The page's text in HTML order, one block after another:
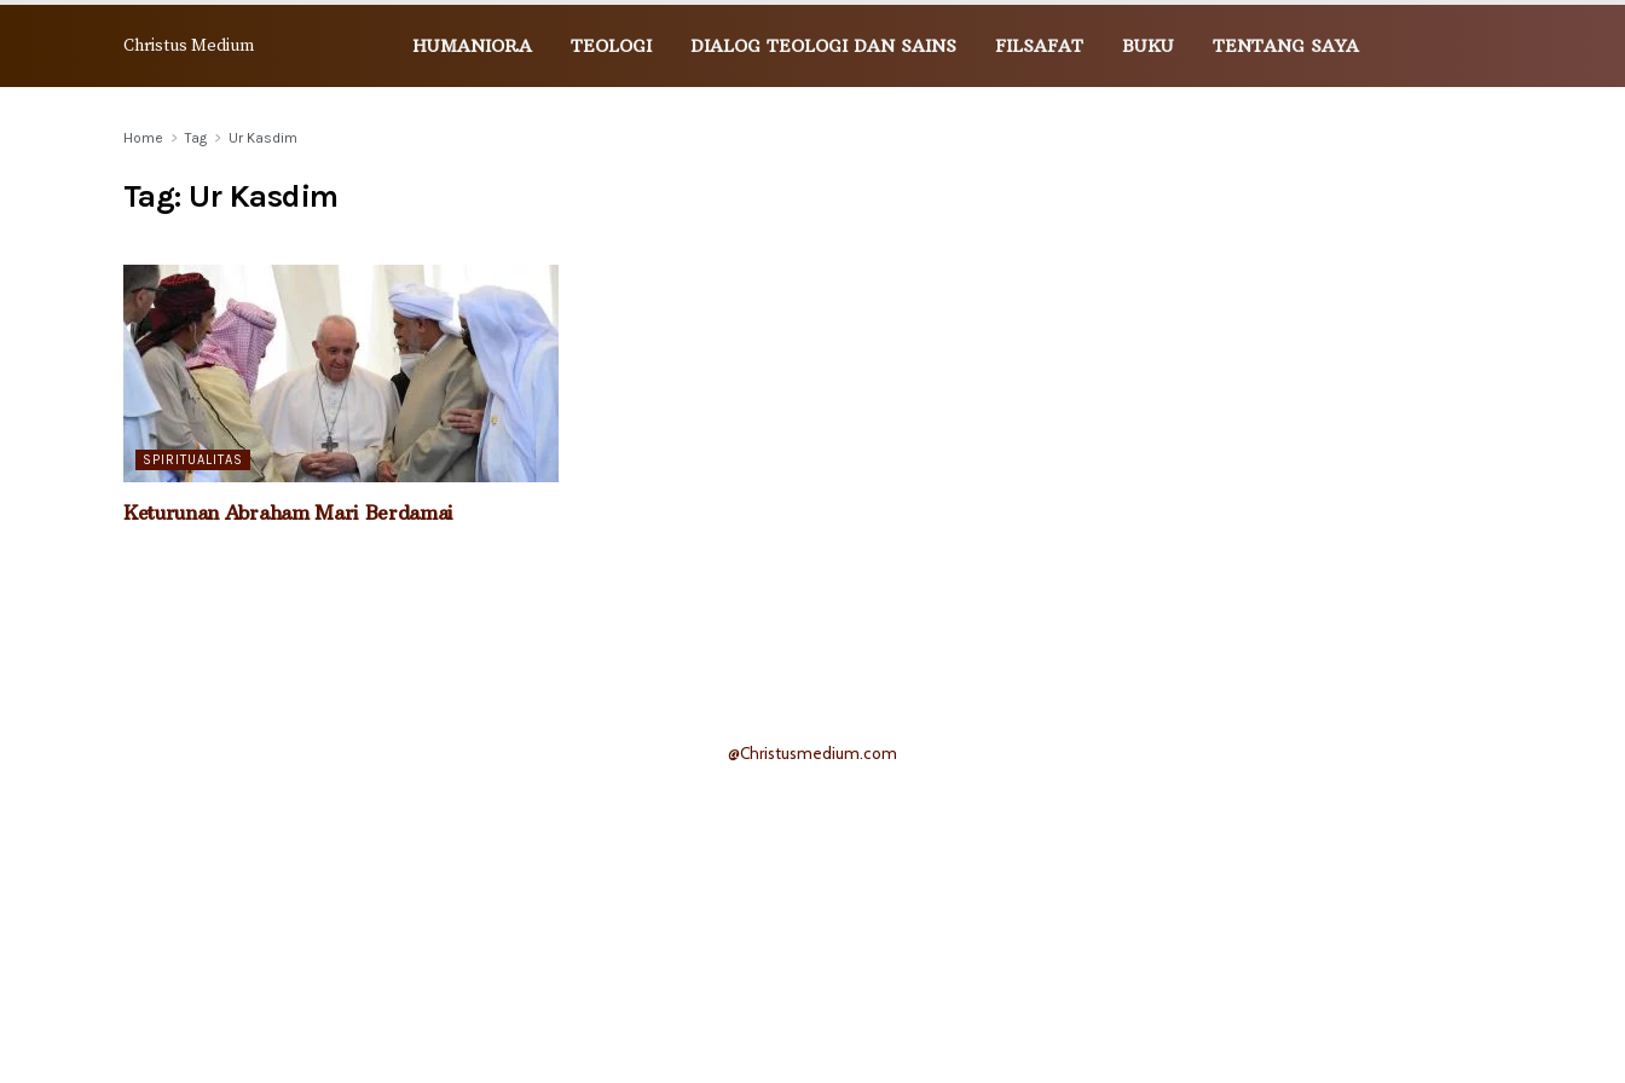
Christus Medium HUMANIORA TEOLOGI DIALOG TEOLOGI DAN SAINS FILSAFAT BUKU TENTANG SAYA
Home Tag Ur Kasdim
Tag: Ur Kasdim
SPIRITUALITAS
Keturunan Abraham Mari Berdamai
@Christusmedium.com